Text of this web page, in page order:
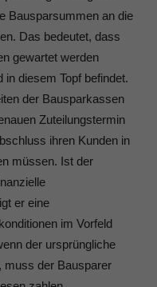
Bausparsummen an die
Das bedeutet, dass
gewartet werden
diesem Topf befindet.
der Bausparkassen
Zuteilungstermin
ihren Kunden in
müssen. Ist der
er eine
im Vorfeld
der ursprüngliche
muss der Bausparer